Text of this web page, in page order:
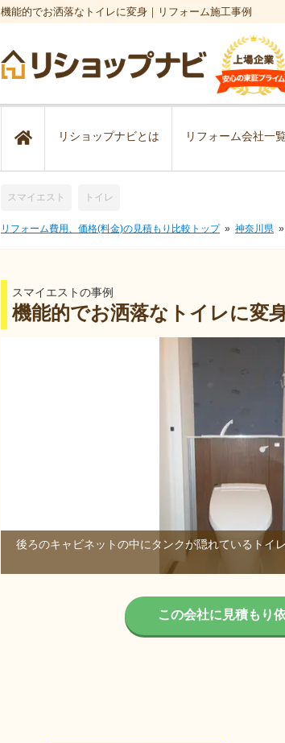
機能的でお洒落なトイレに変身｜リフォーム施工事例
リショップナビとは リフォーム会社一
スマイエスト トイレ
リフォーム費用、価格(料金)の見積もり比較トップ 神奈川県
スマイエストの事例
機能的でお洒落なトイレに変
後ろのキャビネットの中にタンクが隠れているトイ
この会社に見積もり